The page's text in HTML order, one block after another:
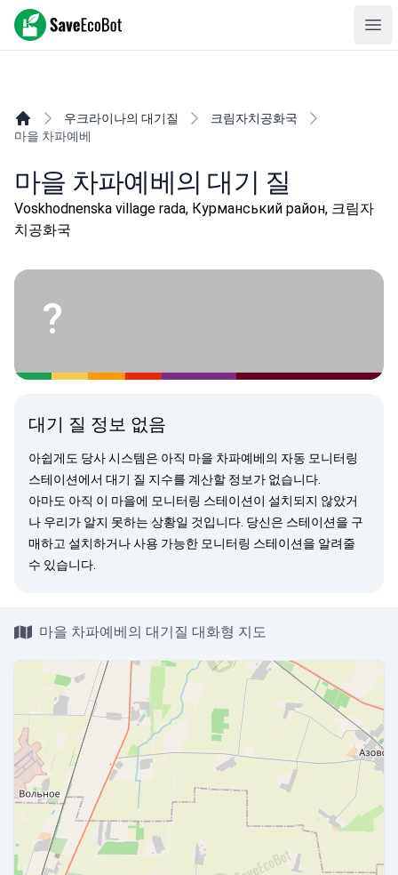
SaveEcoBot
우크라이나의 대기질
크림자치공화국
마을 차파예베
마을 차파예베의 대기 질
Voskhodnenska village rada, Курманський район, 크림자
치공화국
?
대기 질 정보 없음
아쉽게도 당사 시스템은 아직 마을 차파예베의 자동 모니터링
스테이션에서 대기 질 지수를 계산할 정보가 없습니다.
아마도 아직 이 마을에 모니터링 스테이션이 설치되지 않았거
나 우리가 알지 못하는 상황일 것입니다. 당신은 스테이션을 구
매하고 설치하거나 사용 가능한 모니터링 스테이션을 알려줄
수 있습니다.
마을 차파예베의 대기질 대화형 지도